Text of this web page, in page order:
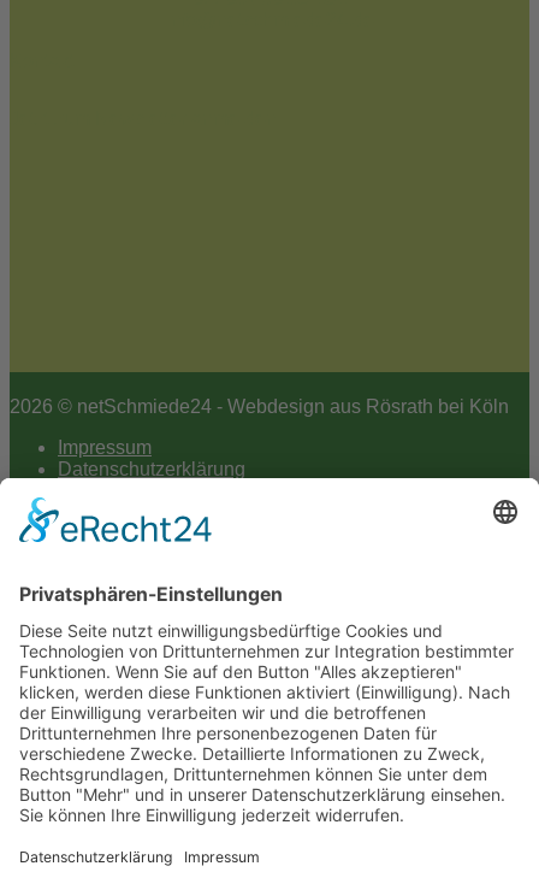
2026 © netSchmiede24 - Webdesign aus Rösrath bei Köln
Impressum
Datenschutzerklärung
Cookie-Einstellungen
to
top